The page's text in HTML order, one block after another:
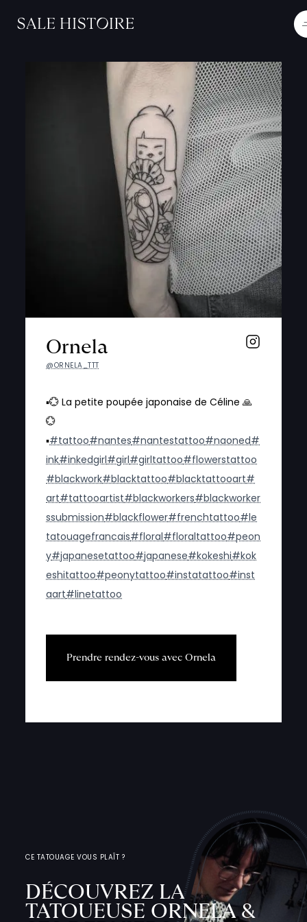
Ornela
@ORNELA_TTT
▪️💮 La petite poupée japonaise de Céline 🙏
💮
▪️#tattoo#nantes#nantestattoo#naoned#
ink#inkedgirl#girl#girltattoo#flowerstattoo
#blackwork#blacktattoo#blacktattooart#
art#tattooartist#blackworkers#blackworker
ssubmission#blackflower#frenchtattoo#le
tatouagefrancais#floral#floraltattoo#peon
y#japanesetattoo#japanese#kokeshi#kok
eshitattoo#peonytattoo#instatattoo#inst
aart#linetattoo
Prendre rendez-vous avec Ornela
CE TATOUAGE VOUS PLAÎT ?
DÉCOUVREZ LA
TATOUEUSE ORNELA &